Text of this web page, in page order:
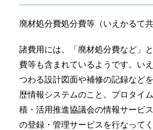
廃材処分費処分費等（いえかるて
諸費用には、「廃材処分費など」
費等も含まれているようです。い
つわる設計図面や補修の記録など
歴情報システムのこと。プロタイ
積・活用推進協議会の情報サービ
の登録・管理サービスを行なって